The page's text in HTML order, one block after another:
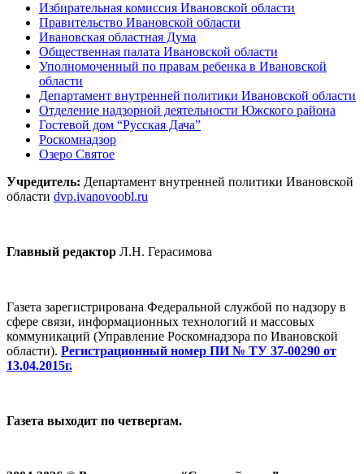
Избирательная комиссия Ивановской области
Правительство Ивановской области
Ивановская областная Дума
Общественная палата Ивановской области
Уполномоченный по правам ребенка в Ивановской
области
Департамент внутренней политики Ивановской области
Отделение надзорной деятельности Южского района
Гостевой дом “Русская Дача”
Роскомнадзор
Озеро Святое
Учредитель: Департамент внутренней политики Ивановской
области dvp.ivanovoobl.ru
Главный редактор Л.Н. Герасимова
Газета зарегистрирована Федеральной службой по надзору в
сфере связи, информационных технологий и массовых
коммуникаций (Управление Роскомнадзора по Ивановской
области). Регистрационный номер ПИ № ТУ 37-00290 от
13.04.2015г.
Газета выходит по четвергам.